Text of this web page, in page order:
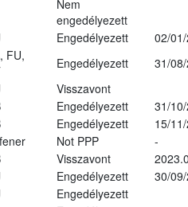
Nem
engedélyezett
Engedélyezett
02/
FU,
Engedélyezett
31/
Visszavont
Engedélyezett
31/
Engedélyezett
15/
Not PPP
-
Visszavont
Engedélyezett
30/
Engedélyezett